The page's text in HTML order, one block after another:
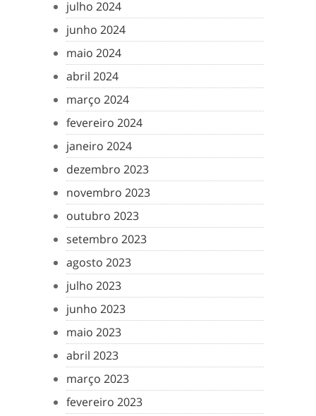
julho 2024
junho 2024
maio 2024
abril 2024
março 2024
fevereiro 2024
janeiro 2024
dezembro 2023
novembro 2023
outubro 2023
setembro 2023
agosto 2023
julho 2023
junho 2023
maio 2023
abril 2023
março 2023
fevereiro 2023